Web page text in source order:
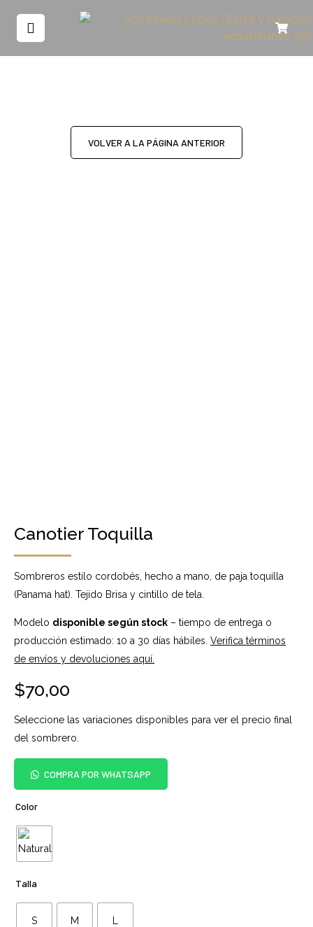
VOLVER A LA PÁGINA ANTERIOR
Canotier Toquilla
Sombreros estilo cordobés, hecho a mano, de paja toquilla
(Panama hat). Tejido Brisa y cintillo de tela.
Modelo disponible según stock – tiempo de entrega o
producción estimado: 10 a 30 días hábiles. Verifica términos
de envíos y devoluciones aquí.
$70,00
Seleccione las variaciones disponibles para ver el precio final
del sombrero.
COMPRA POR WHATSAPP
Color
Talla
S M